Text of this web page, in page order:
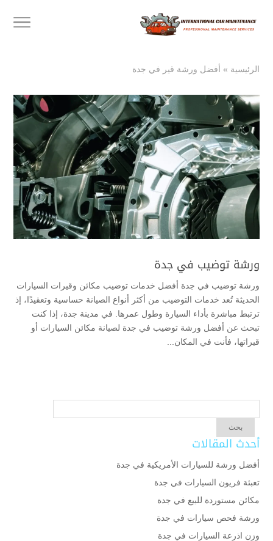
الرئيسية » أفضل ورشة قير في جدة
ورشة توضيب في جدة
ورشة توضيب في جدة أفضل خدمات توضيب مكائن وقيرات السيارات
الحديثة تُعد خدمات التوضيب من أكثر أنواع الصيانة حساسية وتعقيدًا، إذ
ترتبط مباشرة بأداء السيارة وطول عمرها. في مدينة جدة، إذا كنت
تبحث عن أفضل ورشة توضيب في جدة لصيانة مكائن السيارات أو
قيراتها، فأنت في المكان...
أحدث المقالات
أفضل ورشة للسيارات الأمريكية في جدة
تعبئة فريون السيارات في جدة
مكائن مستوردة للبيع في جدة
ورشة فحص سيارات في جدة
وزن اذرعة السيارات في جدة